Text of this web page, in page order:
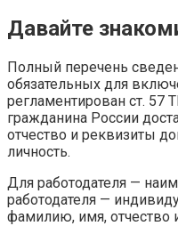
Давайте
Полный перечень
обязательных для
регламентирован ст. 57
гражданина России
отчество и реквизиты
личность.
Для работодателя —
работодателя —
фамилию, имя, отчество